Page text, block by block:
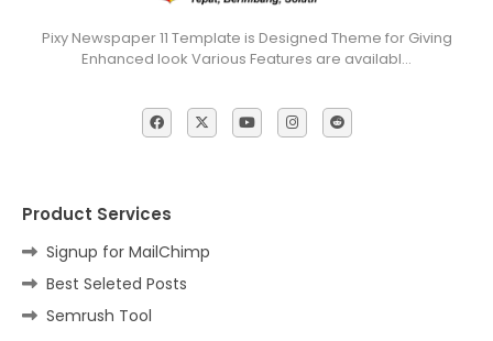
Pixy Newspaper 11 Template is Designed Theme for Giving
Enhanced look Various Features are availabl…
Product Services
Signup for MailChimp
Best Seleted Posts
Semrush Tool